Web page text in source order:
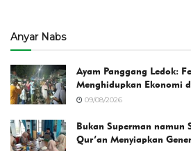
Anyar Nabs
Ayam Panggang Ledok:
Menghidupkan Ekonomi
09/08/2026
Bukan Superman namun
Qur’an Menyiapkan